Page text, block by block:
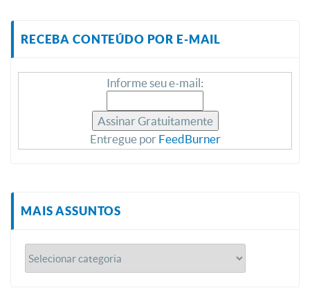
RECEBA CONTEÚDO POR E-MAIL
Informe seu e-mail:
Entregue porFeedBurner
MAIS ASSUNTOS